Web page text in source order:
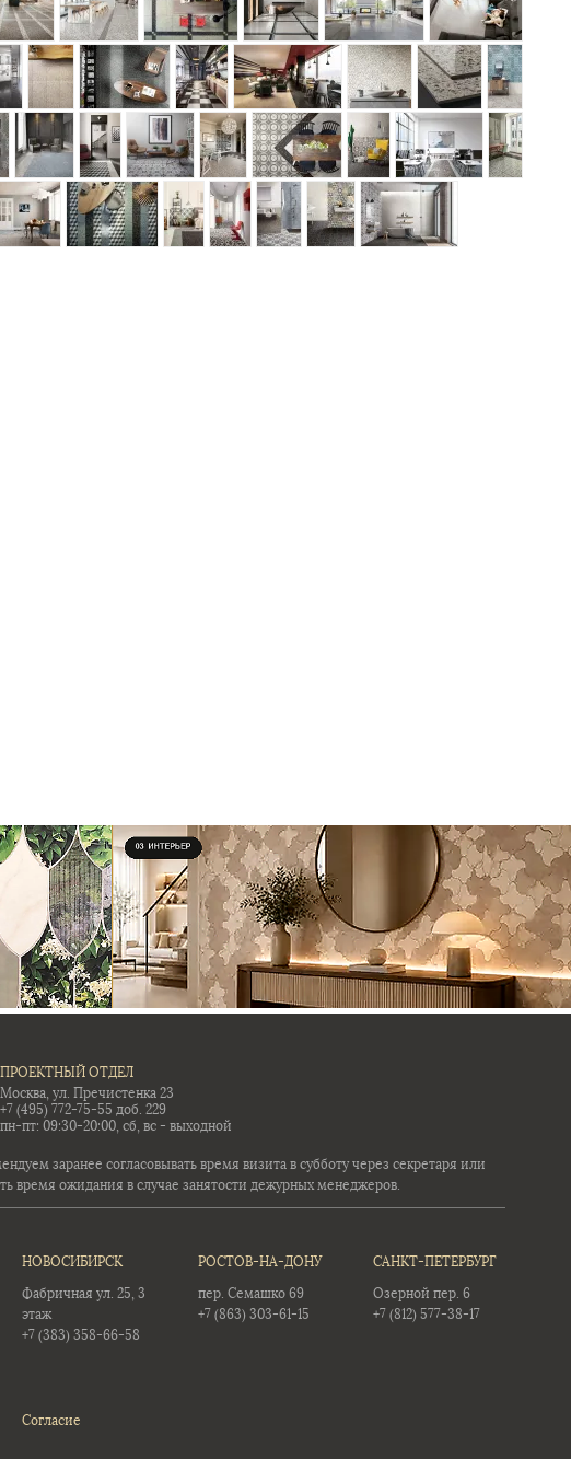
ПРОЕКТНЫЙ ОТДЕЛ
Москва, ул. Пречистенка 23
+7 (495) 772-75-55 доб. 229
пн-пт: 09:30-20:00, сб, вс - выходной
заранее согласовывать время визита в субботу через секретаря или
время ожидания в случае занятости дежурных менеджеров.
НОВОСИБИРСК
Фабричная ул. 25, 3
этаж
+7 (383) 358-66-58
РОСТОВ-НА-ДОНУ
пер. Семашко 69
+7 (863) 303-61-15
САНКТ-ПЕТЕРБУРГ
Озерной пер. 6
+7 (812) 577-38-17
Согласие